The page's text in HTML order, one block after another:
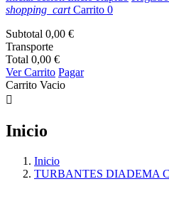
shopping_cart Carrito 0
Subtotal 0,00 €
Transporte
Total 0,00 €
Ver Carrito Pagar
Carrito Vacio

Inicio
Inicio
TURBANTES DIADEMA